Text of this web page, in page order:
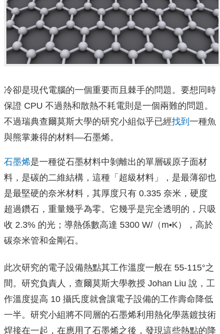
冷卻是現代電腦的一個重要而且棘手的問題。要想同時
保證 CPU 不過熱和散熱不耗電則是一個兩難的問題。
不過瑞典查爾莫斯大學的研究小組似乎已經找到 一種魚
與熊掌兼得的材料—石墨烯。
石墨烯是一種從石墨材料中剝離出的單層碳原子面材
料，是碳的二維結構，這種「超級材料」，是最薄卻也
是最堅硬的奈米材料，其厚度只有 0.335 奈米，硬度
超過鑽石，重量幾乎為零。它幾乎是完全透明的，只吸
收 2.3% 的光；導熱係數高達 5300 W/（m•K），高於
碳奈米管和金剛石。
此次研究的電子設備熱點其工作溫度一般在 55-115°之
間。研究負責人，查爾莫斯大學教授 Johan Liu 說，工
作溫度提高 10 攝氏度就會讓電子設備的工作壽命降低
一半。研究小組將不同層的石墨烯利用熱化學蒸鍍技術
焊接在一起，在應用了石墨烯之後，發現這些熱點的降